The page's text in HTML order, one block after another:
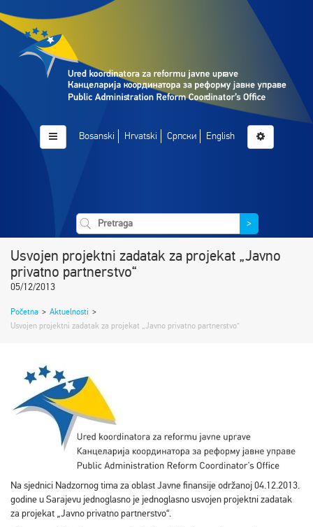
Bosanski Hrvatski Српски English
>
Usvojen projektni zadatak za projekat „Javno
privatno partnerstvo“
05/12/2013
Početna > Aktuelnosti >
Usvojen projektni zadatak za projekat „Javno privatno partnerstvo“
Na sjednici Nadzornog tima za oblast Javne finansije održanoj 04.12.2013.
godine u Sarajevu jednoglasno je jednoglasno usvojen projektni zadatak
za projekat „Javno privatno partnerstvo“.